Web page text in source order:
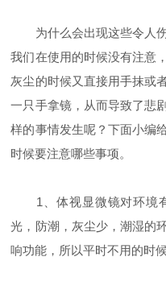
为什么会出现这些令人伤
我们在使用的时候没有注意
灰尘的时候又直接用手抹或
一只手拿镜，从而导致了悲
样的事情发生呢？下面小编
时候要注意哪些事项。
1、体视显微镜对环境
光，防潮，灰尘少，潮湿的
响功能，所以平时不用的时